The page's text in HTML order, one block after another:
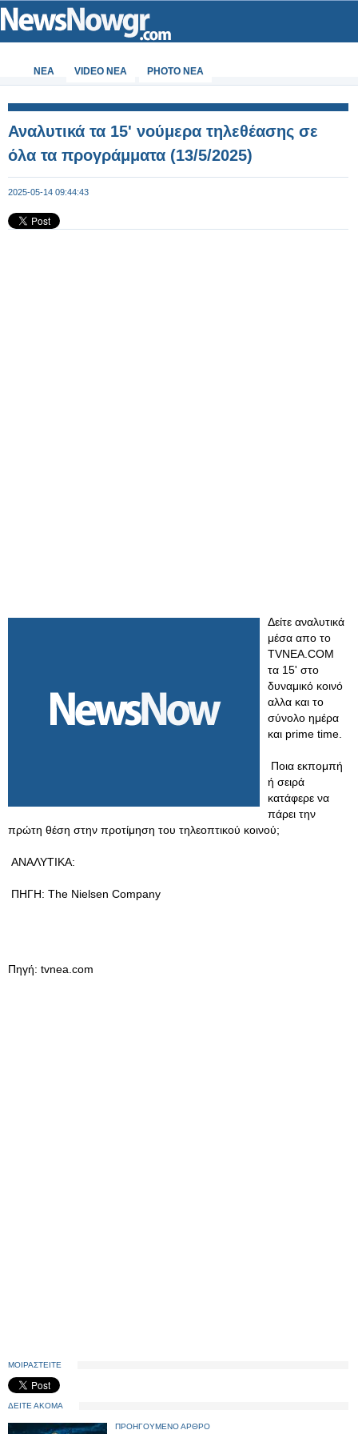
ΝΕΑ VIDEO NEA PHOTO NEA
Αναλυτικά τα 15' νούμερα τηλεθέασης σε
όλα τα προγράμματα (13/5/2025)
2025-05-14 09:44:43
Δείτε αναλυτικά
μέσα απο το
TVNEA.COM
τα 15' στο
δυναμικό κοινό
αλλα και το
σύνολο ημέρα
και prime time.
Ποια εκπομπή
ή σειρά
κατάφερε να
πάρει την
πρώτη θέση στην προτίμηση του τηλεοπτικού κοινού;
ΑΝΑΛΥΤΙΚΑ:
ΠΗΓΗ: The Nielsen Company
Πηγή: tvnea.com
ΜΟΙΡΑΣΤΕΙΤΕ
ΔΕΙΤΕ ΑΚΟΜΑ
ΠΡΟΗΓΟΥΜΕΝΟ ΑΡΘΡΟ